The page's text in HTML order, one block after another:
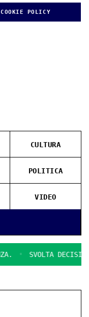
COOKIE POLICY
CULTURA
POLITICA
VIDEO
SVOLTA DECISIVA